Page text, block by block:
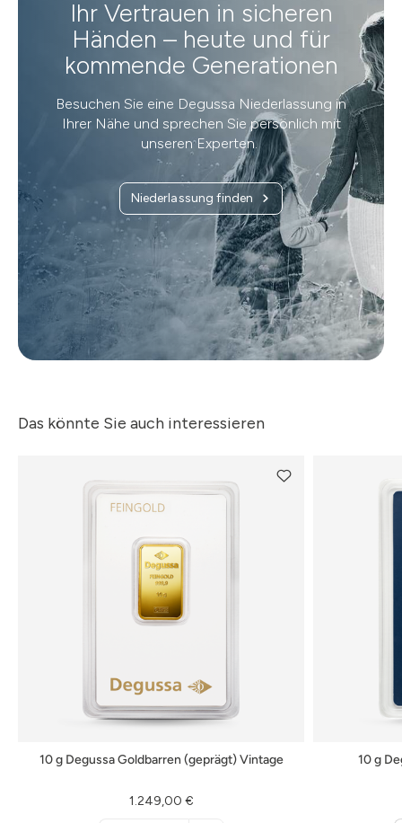
Ihr Vertrauen in sicheren
Händen – heute und für
kommende Generationen
Besuchen Sie eine Degussa Niederlassung in
Ihrer Nähe und sprechen Sie persönlich mit
unseren Experten.
Niederlassung finden
Das könnte Sie auch interessieren
10 g Degussa Goldbarren (geprägt) Vintage
1.249,00 €
10 g